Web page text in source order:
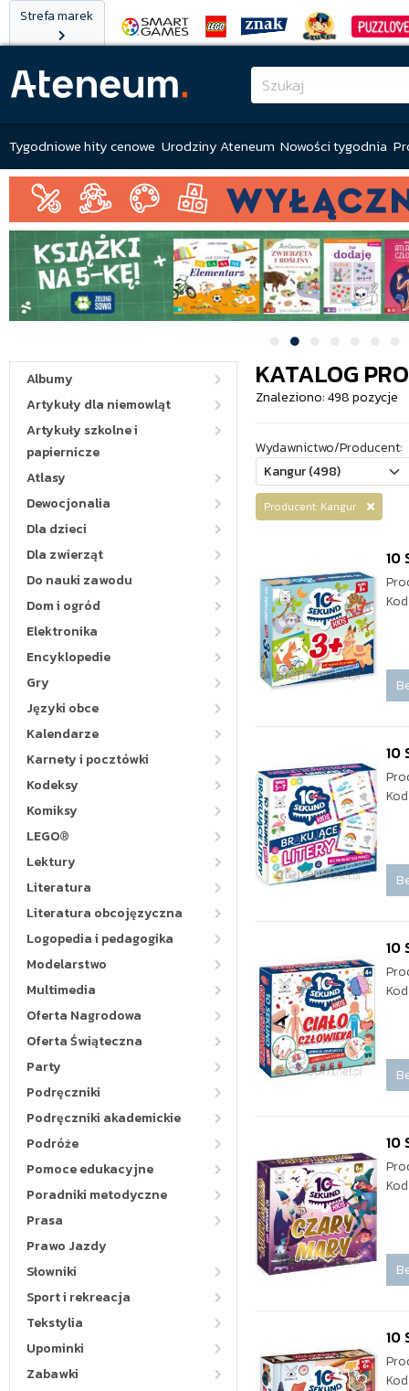
Strefa marek
Tygodniowe hity cenowe Urodziny Ateneum Nowości tygodnia
Albumy
Artykuły dla niemowląt
Artykuły szkolne i
papiernicze
Atlasy
Dewocjonalia
Dla dzieci
Dla zwierząt
Do nauki zawodu
Dom i ogród
Elektronika
Encyklopedie
Gry
Języki obce
Kalendarze
Karnety i pocztówki
Kodeksy
Komiksy
LEGO®
Lektury
Literatura
Literatura obcojęzyczna
Logopedia i pedagogika
Modelarstwo
Multimedia
Oferta Nagrodowa
Oferta Świąteczna
Party
Podręczniki
Podręczniki akademickie
Podróże
Pomoce edukacyjne
Poradniki metodyczne
Prasa
Prawo Jazdy
Słowniki
Sport i rekreacja
Tekstylia
Upominki
Zabawki
KATALOG
Znaleziono: 498 pozycje
Wydawnictwo/Producent:
Producent: Kangur
10
10
10
10
10